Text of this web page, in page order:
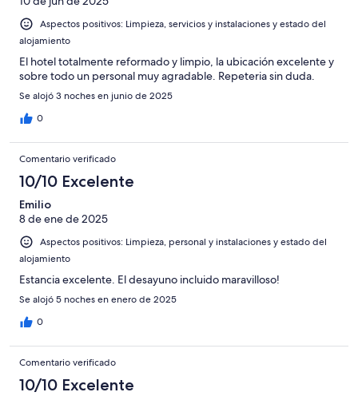
Aspectos positivos: Limpieza, servicios y instalaciones y estado del
alojamiento
El hotel totalmente reformado y limpio, la ubicación excelente y
sobre todo un personal muy agradable. Repeteria sin duda.
Se alojó 3 noches en junio de 2025
0
Comentario verificado
10/10 Excelente
Emilio
8 de ene de 2025
Aspectos positivos: Limpieza, personal y instalaciones y estado del
alojamiento
Estancia excelente. El desayuno incluido maravilloso!
Se alojó 5 noches en enero de 2025
0
Comentario verificado
10/10 Excelente